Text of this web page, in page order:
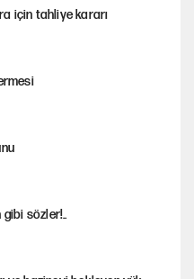
için tahliye kararı
sözler!..